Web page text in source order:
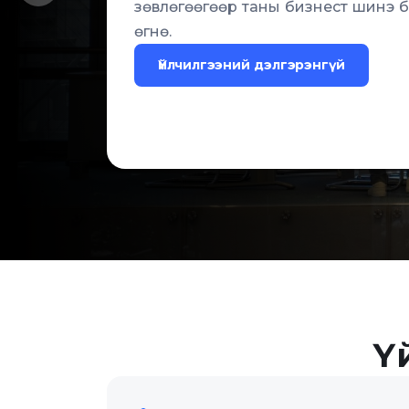
зөвлөгөөгөөр таны бизнест шинэ
өгнө.
Үйлчилгээний дэлгэрэнгүй
зөвлөгөөгөөр таны бизнест шинэ
өгнө.
Үйлчилгээний дэлгэрэнгүй